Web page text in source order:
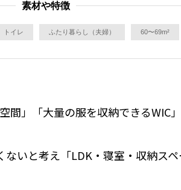
」「大量の服を収納できるWIC」
いと考え「LDK・寝室・収納ス
素材や特徴
トイレ ふたり暮らし（夫婦） 60〜69m²